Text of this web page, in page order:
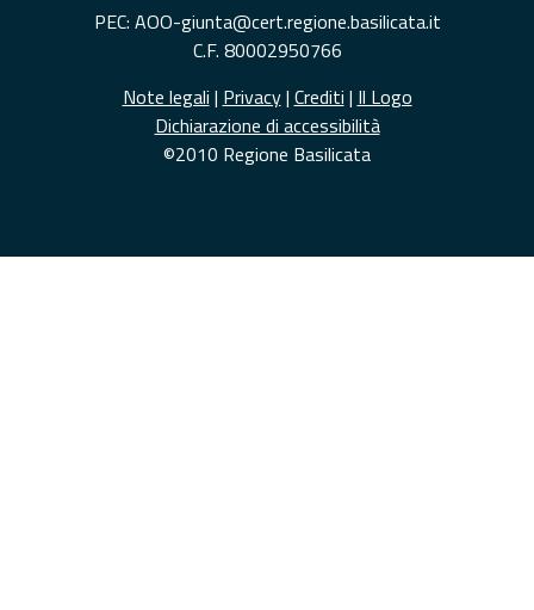
PEC: AOO-giunta@cert.regione.basilicata.it
C.F. 80002950766
Note legali | Privacy| Crediti | Il Logo
Dichiarazione di accessibilità
©2010 Regione Basilicata